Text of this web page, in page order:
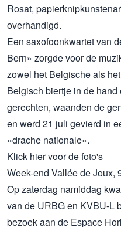
Rosat,
overhandigd.
Een saxofoonkwartet van
Bern» zorgde voor de
zowel het Belgische als
Belgisch biertje in de
gerechten, waanden de
en werd 21 juli gevierd in
«drache nationale».
Klick hiervoor de foto's
Week-end Vallée de Joux,
Op zaterdag namiddag
van de URBG en KVBU-L
bezoek aan de Espace